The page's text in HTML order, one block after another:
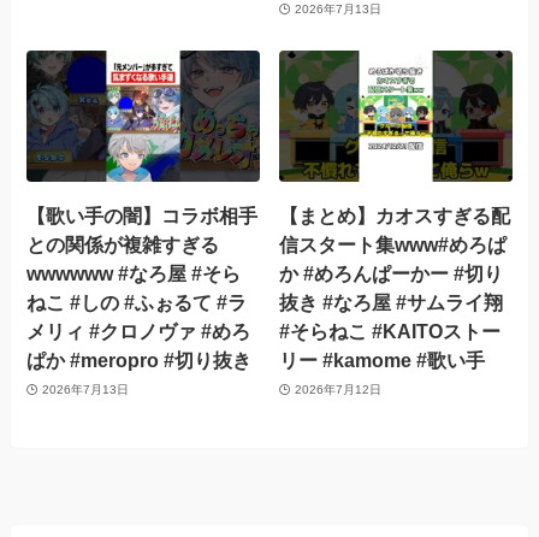
2026年7月13日
【歌い手の闇】コラボ相手
との関係が複雑すぎる
wwwwww #なろ屋 #そら
ねこ #しの #ふぉるて #ラ
メリィ #クロノヴァ #めろ
ぱか #meropro #切り抜き
2026年7月13日
【まとめ】カオスすぎる配
信スタート集www#めろぱ
か #めろんぱーかー #切り
抜き #なろ屋 #サムライ翔
#そらねこ #KAITOストー
リー #kamome #歌い手
2026年7月12日